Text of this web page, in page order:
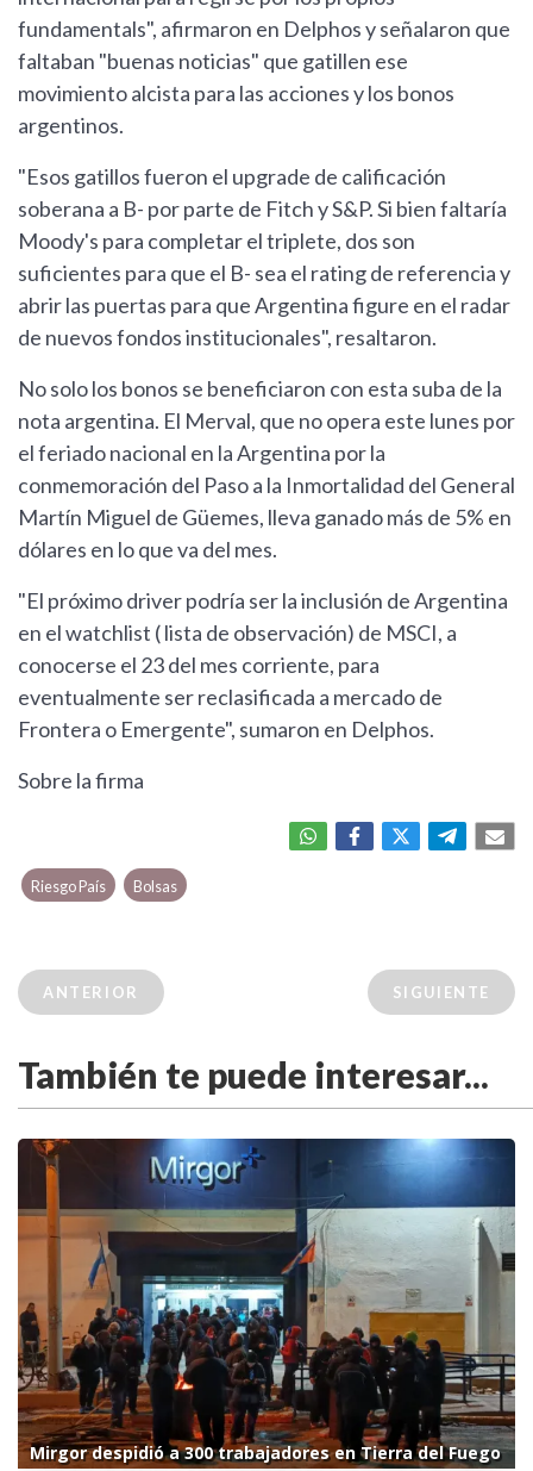
fundamentals", afirmaron en Delphos y señalaron que
faltaban "buenas noticias" que gatillen ese
movimiento alcista para las acciones y los bonos
argentinos.
"Esos gatillos fueron el upgrade de calificación
soberana a B- por parte de Fitch y S&P. Si bien faltaría
Moody's para completar el triplete, dos son
suficientes para que el B- sea el rating de referencia y
abrir las puertas para que Argentina figure en el radar
de nuevos fondos institucionales", resaltaron.
No solo los bonos se beneficiaron con esta suba de la
nota argentina. El Merval, que no opera este lunes por
el feriado nacional en la Argentina por la
conmemoración del Paso a la Inmortalidad del General
Martín Miguel de Güemes, lleva ganado más de 5% en
dólares en lo que va del mes.
"El próximo driver podría ser la inclusión de Argentina
en el watchlist ( lista de observación) de MSCI, a
conocerse el 23 del mes corriente, para
eventualmente ser reclasificada a mercado de
Frontera o Emergente", sumaron en Delphos.
Sobre la firma
Riesgo País Bolsas
ANTERIOR SIGUIENTE
También te puede interesar...
Mirgor despidió a 300 trabajadores en Tierra del Fuego